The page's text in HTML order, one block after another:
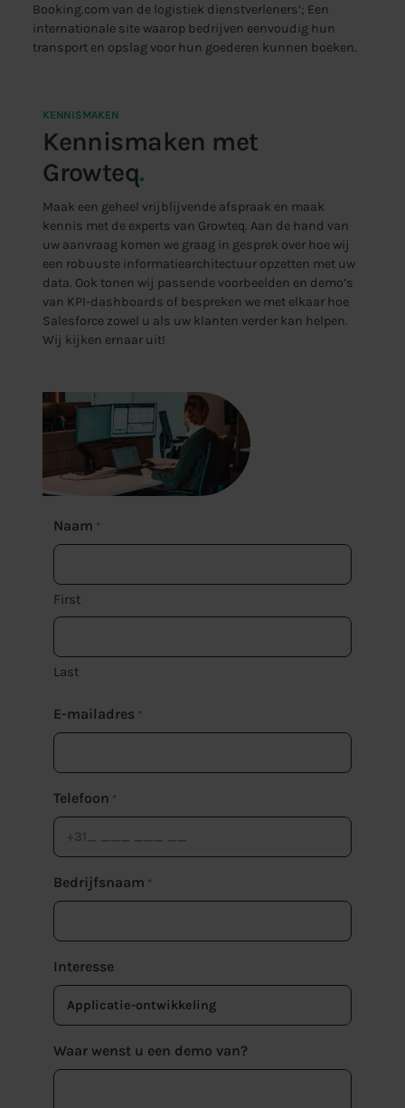
Booking.com van de logistiek dienstverleners’; Een
internationale site waarop bedrijven eenvoudig hun
transport en opslag voor hun goederen kunnen boeken.
KENNISMAKEN
Kennismaken met
Growteq.
Maak een geheel vrijblijvende afspraak en maak
kennis met de experts van Growteq. Aan de hand van
uw aanvraag komen we graag in gesprek over hoe wij
een robuuste informatiearchitectuur opzetten met uw
data. Ook tonen wij passende voorbeelden en demo’s
van KPI-dashboards of bespreken we met elkaar hoe
Salesforce zowel u als uw klanten verder kan helpen.
Wij kijken ernaar uit!
Naam *
First
Last
E-mailadres *
Telefoon *
Bedrijfsnaam *
Interesse
Waar wenst u een demo van?